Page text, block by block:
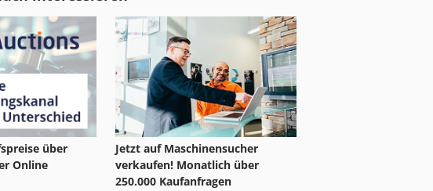
über
Online
Jetzt auf Maschinensucher
verkaufen! Monatlich über
250.000 Kaufanfragen